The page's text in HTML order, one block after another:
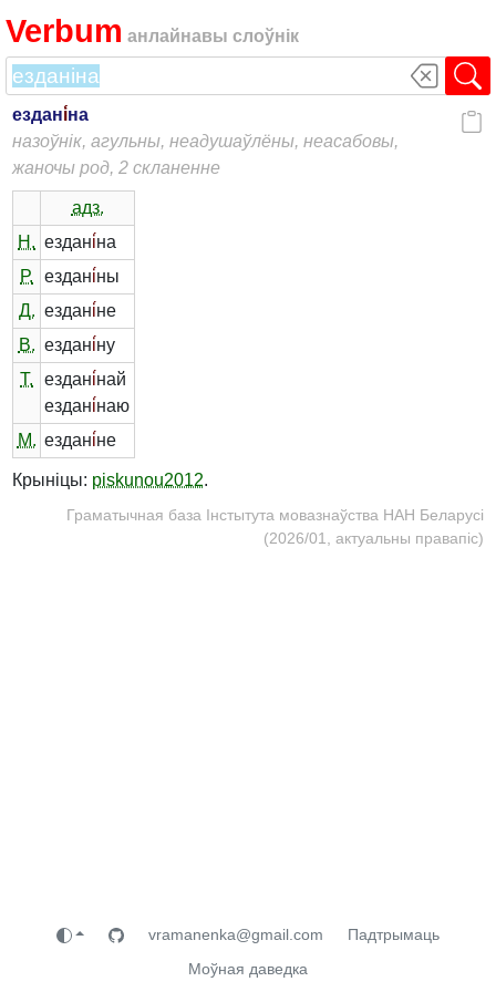
Verbum анлайнавы слоўнік
ездані́на
назоўнік, агульны, неадушаўлёны, неасабовы,
жаночы род, 2 скланенне
адз.
Н. ездані́на
Р.
ездані́ны
Д. ездані́не
В. ездані́ну
Т.
ездані́най
ездані́наю
М. ездані́не
Крыніцы: piskunou2012.
Граматычная база Інстытута мовазнаўства НАН Беларусі
(2026/01, актуальны правапіс)
vramanenka@gmail.com
Падтрымаць
Моўная даведка